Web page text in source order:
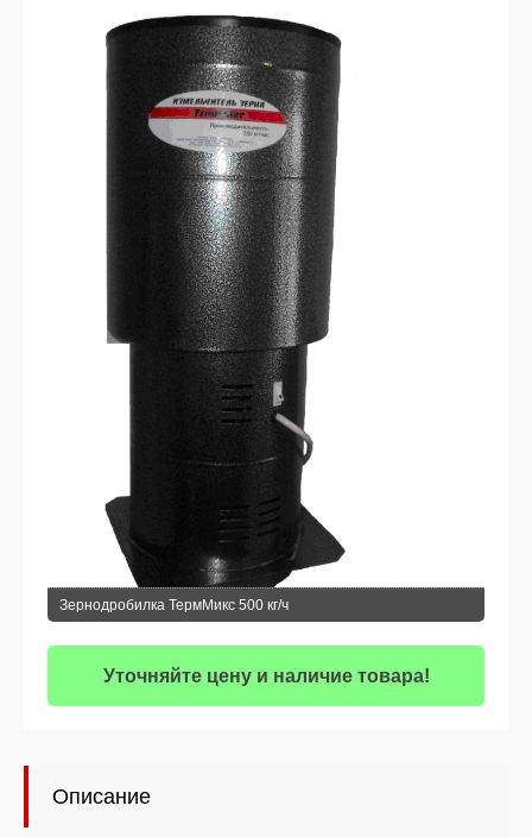
Зернодробилка ТермМикс 500 кг/ч
Уточняйте цену и наличие товара!
Описание